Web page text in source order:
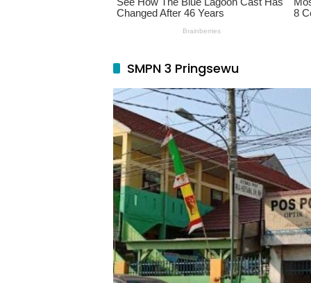
SMPN 3 Pringsewu